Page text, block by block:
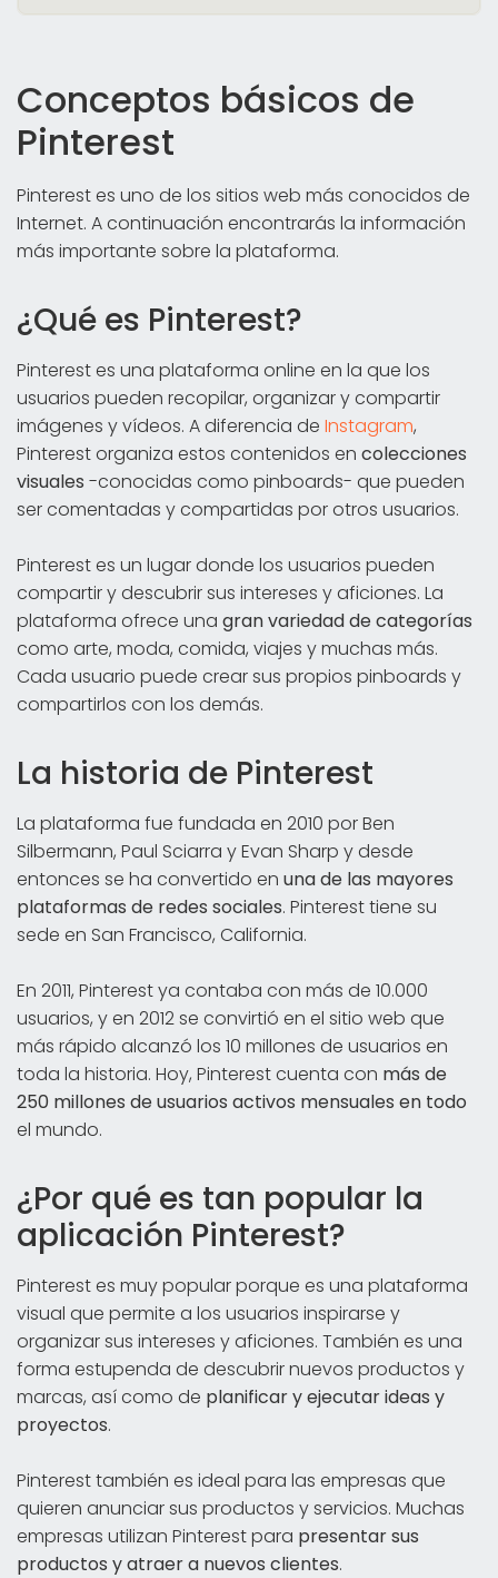
Conceptos básicos de
Pinterest
Pinterest es uno de los sitios web más conocidos de
Internet. A continuación encontrarás la información
más importante sobre la plataforma.
¿Qué es Pinterest?
Pinterest es una plataforma online en la que los
usuarios pueden recopilar, organizar y compartir
imágenes y vídeos. A diferencia de Instagram,
Pinterest organiza estos contenidos en colecciones
visuales -conocidas como pinboards- que pueden
ser comentadas y compartidas por otros usuarios.
Pinterest es un lugar donde los usuarios pueden
compartir y descubrir sus intereses y aficiones. La
plataforma ofrece una gran variedad de categorías
como arte, moda, comida, viajes y muchas más.
Cada usuario puede crear sus propios pinboards y
compartirlos con los demás.
La historia de Pinterest
La plataforma fue fundada en 2010 por Ben
Silbermann, Paul Sciarra y Evan Sharp y desde
entonces se ha convertido en una de las mayores
plataformas de redes sociales. Pinterest tiene su
sede en San Francisco, California.
En 2011, Pinterest ya contaba con más de 10.000
usuarios, y en 2012 se convirtió en el sitio web que
más rápido alcanzó los 10 millones de usuarios en
toda la historia. Hoy, Pinterest cuenta con más de
250 millones de usuarios activos mensuales en todo
el mundo.
¿Por qué es tan popular la
aplicación Pinterest?
Pinterest es muy popular porque es una plataforma
visual que permite a los usuarios inspirarse y
organizar sus intereses y aficiones. También es una
forma estupenda de descubrir nuevos productos y
marcas, así como de planificar y ejecutar ideas y
proyectos.
Pinterest también es ideal para las empresas que
quieren anunciar sus productos y servicios. Muchas
empresas utilizan Pinterest para presentar sus
productos y atraer a nuevos clientes.